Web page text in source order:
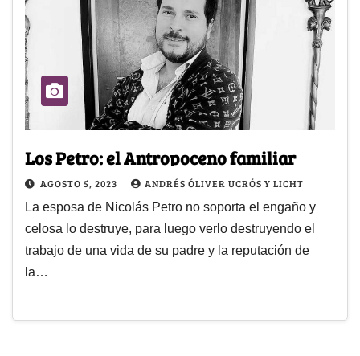
Los Petro: el Antropoceno familiar
AGOSTO 5, 2023 ANDRÉS ÓLIVER UCRÓS Y LICHT
La esposa de Nicolás Petro no soporta el engaño y
celosa lo destruye, para luego verlo destruyendo el
trabajo de una vida de su padre y la reputación de
la…